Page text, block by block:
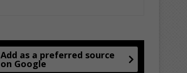
Add as a preferred source
on Google